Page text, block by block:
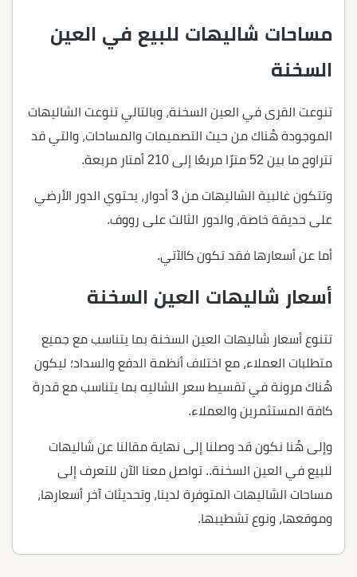
مساحات شاليهات للبيع في العين
السخنة
تنوعت القرى في العين السخنة، وبالتالي تنوعت الشاليهات
الموجودة هُناك من حيث التصميمات والمساحات، والتي قد
تتراوح ما بين 52 مترًا مربعًا إلى 210 أمتار مربعة.
وتتكون غالبية الشاليهات من 3 أدوار، يحتوي الدور الأرضي
على حديقة خاصة، والدور الثالث على رووف.
أما عن أسعارها فقد تكون كالآتي.
أسعار شاليهات العين السخنة
تتنوع أسعار شاليهات العين السخنة بما يتناسب مع جميع
متطلبات العملاء، مع اختلاف أنظمة الدفع والسداد؛ ليكون
هُناك مرونة في تقسيط سعر الشاليه بما يتناسب مع قدرة
كافة المستثمرين والعملاء.
وإلى هُنا نكون قد وصلنا إلى نهاية مقالنا عن شاليهات
للبيع في العين السخنة.. تواصل معنا الآن للتعرف إلى
مساحات الشاليهات المتوفرة لدينا، وتحديثات آخر أسعارها،
وموقعها، ونوع تشطيبها.